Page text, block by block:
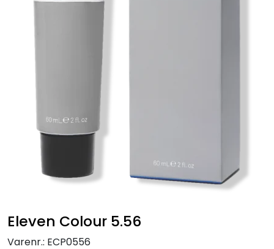
Eleven Colour 5.56
Varenr.: ECP0556